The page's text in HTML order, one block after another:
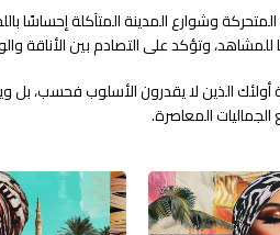
وشوارع المدينة المتآكلة
وتؤكد على التصادم بين الأناقة
أولئك الذين لا يقدرون الأسلوب فحسب،
المعاصرة.